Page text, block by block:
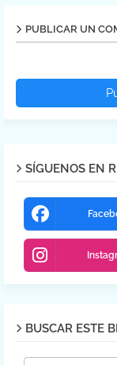
PUBLICAR UN
SÍGUENOS EN
BUSCAR ESTE